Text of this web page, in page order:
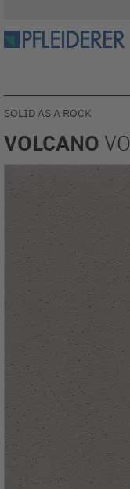
SOLID AS A ROCK
VOLCANO VO